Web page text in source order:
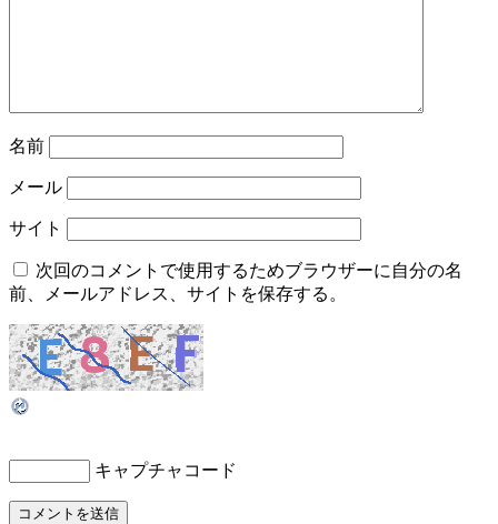
名前
メール
サイト
次回のコメントで使用するためブラウザーに自分の名
前、メールアドレス、サイトを保存する。
キャプチャコード